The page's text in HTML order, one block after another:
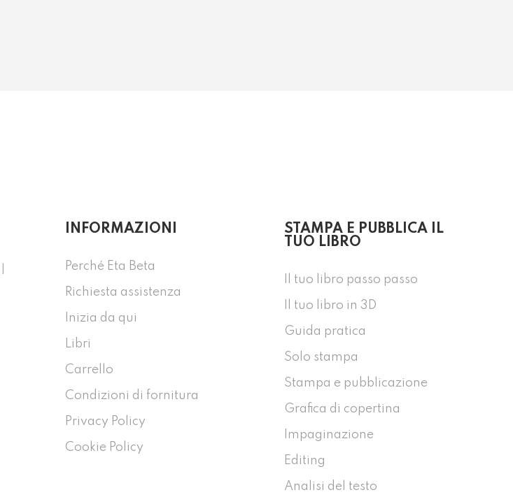
INFORMAZIONI
Perché Eta Beta
Richiesta assistenza
Inizia da qui
Libri
Carrello
Condizioni di fornitura
Privacy Policy
Cookie Policy
STAMPA E PUBBLICA IL
TUO LIBRO
Il tuo libro passo passo
Il tuo libro in 3D
Guida pratica
Solo stampa
Stampa e pubblicazione
Grafica di copertina
Impaginazione
Editing
Analisi del testo